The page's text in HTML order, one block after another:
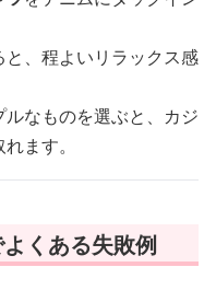
、程よいリラックス感
なものを選ぶと、カジ
ます。
くある失敗例